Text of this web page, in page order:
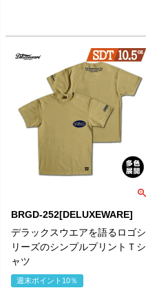
BRGD-252[DELUXEWARE]
デラックスウエアを語るロゴシ
リーズのシンプルプリントＴシ
ャツ
週末ポイント10％